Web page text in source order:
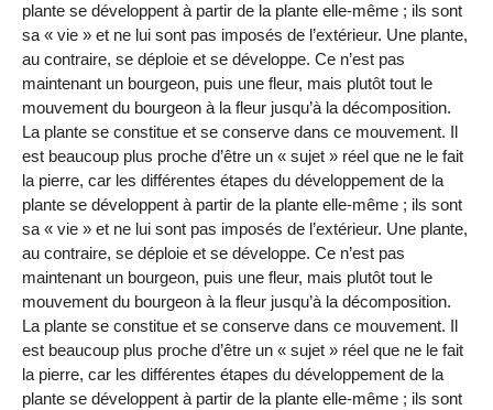
plante se développent à partir de la plante elle-même ; ils sont
sa « vie » et ne lui sont pas imposés de l’extérieur. Une plante,
au contraire, se déploie et se développe. Ce n’est pas
maintenant un bourgeon, puis une fleur, mais plutôt tout le
mouvement du bourgeon à la fleur jusqu’à la décomposition.
La plante se constitue et se conserve dans ce mouvement. Il
est beaucoup plus proche d’être un « sujet » réel que ne le fait
la pierre, car les différentes étapes du développement de la
plante se développent à partir de la plante elle-même ; ils sont
sa « vie » et ne lui sont pas imposés de l’extérieur. Une plante,
au contraire, se déploie et se développe. Ce n’est pas
maintenant un bourgeon, puis une fleur, mais plutôt tout le
mouvement du bourgeon à la fleur jusqu’à la décomposition.
La plante se constitue et se conserve dans ce mouvement. Il
est beaucoup plus proche d’être un « sujet » réel que ne le fait
la pierre, car les différentes étapes du développement de la
plante se développent à partir de la plante elle-même ; ils sont